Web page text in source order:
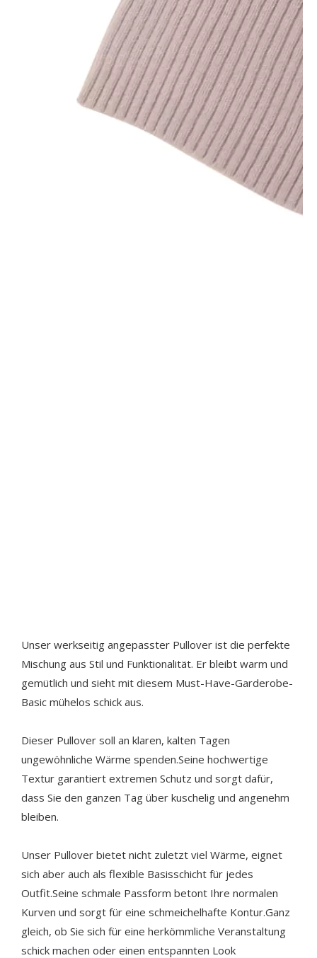
Unser werkseitig angepasster Pullover ist die perfekte
Mischung aus Stil und Funktionalität. Er bleibt warm und
gemütlich und sieht mit diesem Must-Have-Garderobe-
Basic mühelos schick aus.
Dieser Pullover soll an klaren, kalten Tagen
ungewöhnliche Wärme spenden.Seine hochwertige
Textur garantiert extremen Schutz und sorgt dafür,
dass Sie den ganzen Tag über kuschelig und angenehm
bleiben.
Unser Pullover bietet nicht zuletzt viel Wärme, eignet
sich aber auch als flexible Basisschicht für jedes
Outfit.Seine schmale Passform betont Ihre normalen
Kurven und sorgt für eine schmeichelhafte Kontur.Ganz
gleich, ob Sie sich für eine herkömmliche Veranstaltung
schick machen oder einen entspannten Look